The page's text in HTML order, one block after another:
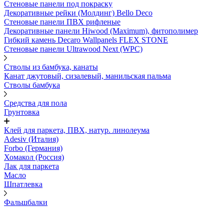
Стеновые панели под покраску
Декоративные рейки (Молдинг) Bello Deco
Стеновые панели ПВХ рифленыe
Декоративные панели Hiwood (Maximum), фитополимер
Гибкий камень Decaro Wallpanels FLEX STONE
Стеновые панели Ultrawood Next (WPC)
Стволы из бамбука, канаты
Канат джутовый, сизалевый, манильская пальма
Стволы бамбука
Средства для пола
Грунтовка
Клей для паркета, ПВХ, натур. линолеума
Adesiv (Италия)
Forbo (Германия)
Хомакол (Россия)
Лак для паркета
Масло
Шпатлевка
Фальшбалки